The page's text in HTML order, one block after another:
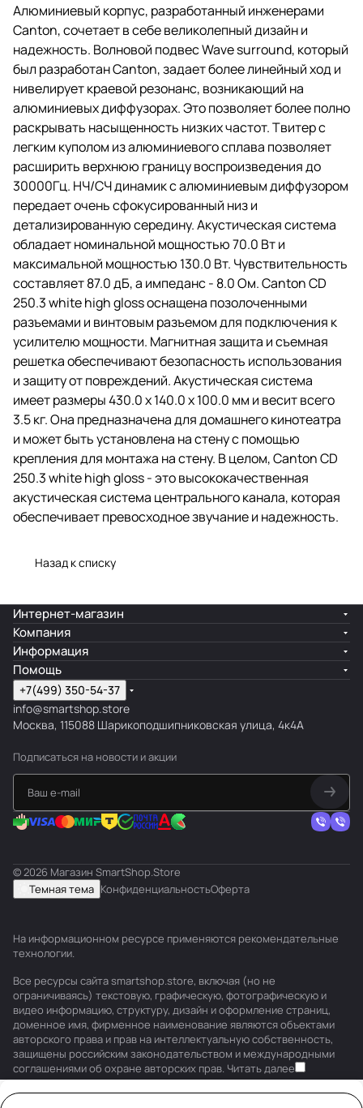
Алюминиевый корпус, разработанный инженерами
Canton, сочетает в себе великолепный дизайн и
надежность. Волновой подвес Wave surround, который
был разработан Canton, задает более линейный ход и
нивелирует краевой резонанс, возникающий на
алюминиевых диффузорах. Это позволяет более полно
раскрывать насыщенность низких частот. Твитер с
легким куполом из алюминиевого сплава позволяет
расширить верхнюю границу воспроизведения до
30000Гц. НЧ/СЧ динамик с алюминиевым диффузором
передает очень сфокусированный низ и
детализированную середину. Акустическая система
обладает номинальной мощностью 70.0 Вт и
максимальной мощностью 130.0 Вт. Чувствительность
составляет 87.0 дБ, а импеданс - 8.0 Ом. Canton CD
250.3 white high gloss оснащена позолоченными
разъемами и винтовым разъемом для подключения к
усилителю мощности. Магнитная защита и съемная
решетка обеспечивают безопасность использования
и защиту от повреждений. Акустическая система
имеет размеры 430.0 x 140.0 x 100.0 мм и весит всего
3.5 кг. Она предназначена для домашнего кинотеатра
и может быть установлена на стену с помощью
крепления для монтажа на стену. В целом, Canton CD
250.3 white high gloss - это высококачественная
акустическая система центрального канала, которая
обеспечивает превосходное звучание и надежность.
Назад к списку
Интернет-магазин
Компания
Информация
Помощь
+7(499) 350-54-37
info@smartshop.store
Москва, 115088 Шарикоподшипниковская улица, 4к4А
Подписаться на новости и акции
© 2026 Магазин SmartShop.Store
Темная тема КонфиденциальностьОферта
На информационном ресурсе применяются рекомендательные
технологии.
Все ресурсы сайта smartshop.store, включая (но не
ограничиваясь) текстовую, графическую, фотографическую и
видео информацию, структуру, дизайн и оформление страниц,
доменное имя, фирменное наименование являются объектами
авторского права и прав на интеллектуальную собственность,
защищены российским законодательством и международными
соглашениями об охране авторских прав. Читать далее